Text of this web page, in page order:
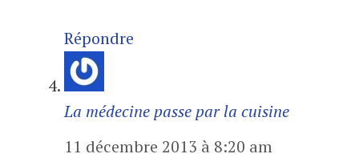
Répondre
La médecine passe par la cuisine
11 décembre 2013 à 8:20 am